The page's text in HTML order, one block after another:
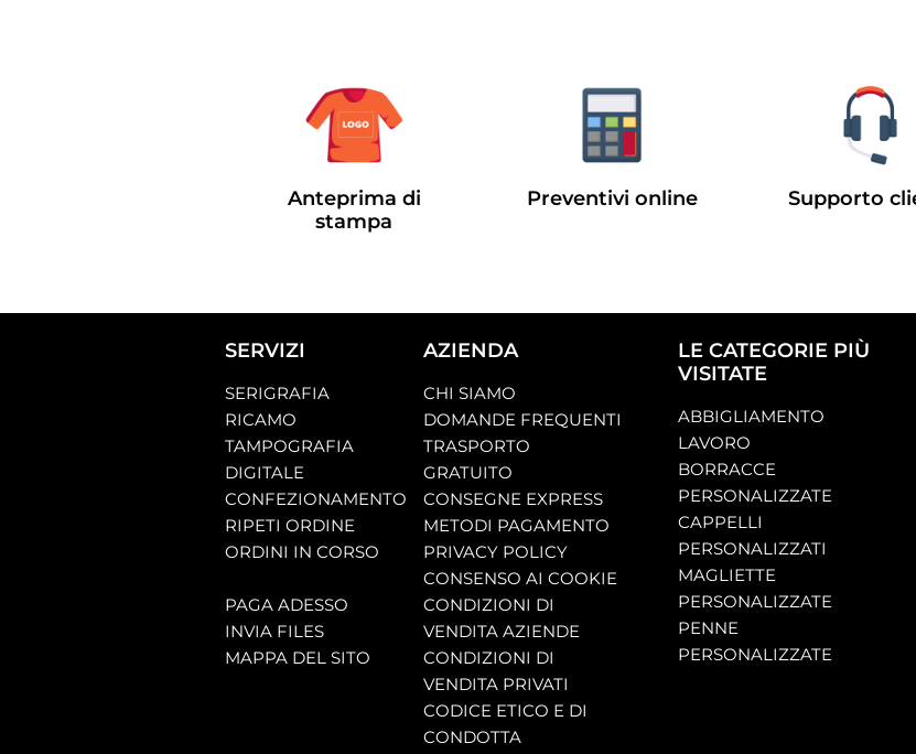
Anteprima di
stampa
Preventivi online Supporto
SERVIZI
SERIGRAFIA
RICAMO
TAMPOGRAFIA
DIGITALE
CONFEZIONAMENTO
RIPETI ORDINE
ORDINI IN CORSO
PAGA ADESSO
INVIA FILES
MAPPA DEL SITO
AZIENDA
CHI SIAMO
DOMANDE FREQUENTI
TRASPORTO
GRATUITO
CONSEGNE EXPRESS
METODI PAGAMENTO
PRIVACY POLICY
CONSENSO AI COOKIE
CONDIZIONI DI
VENDITA AZIENDE
CONDIZIONI DI
VENDITA PRIVATI
CODICE ETICO E DI
CONDOTTA
LE CATEGORIE PIÙ
VISITATE
ABBIGLIAMENTO
LAVORO
BORRACCE
PERSONALIZZATE
CAPPELLI
PERSONALIZZATI
MAGLIETTE
PERSONALIZZATE
PENNE
PERSONALIZZATE